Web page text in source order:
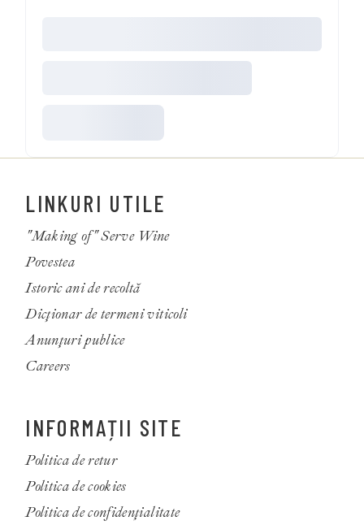
LINKURI UTILE
"Making of" Serve Wine
Povestea
Istoric ani de recoltă
Dicționar de termeni viticoli
Anunțuri publice
Careers
INFORMAȚII SITE
Politica de retur
Politica de cookies
Politica de confidenţialitate